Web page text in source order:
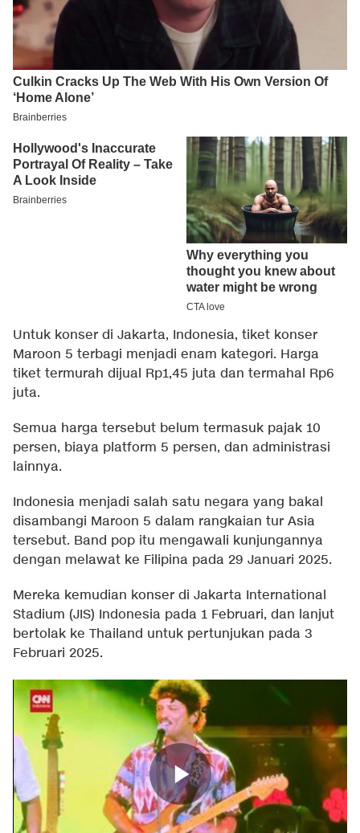
Untuk konser di Jakarta, Indonesia, tiket konser
Maroon 5 terbagi menjadi enam kategori. Harga
tiket termurah dijual Rp1,45 juta dan termahal Rp6
juta.
Semua harga tersebut belum termasuk pajak 10
persen, biaya platform 5 persen, dan administrasi
lainnya.
Indonesia menjadi salah satu negara yang bakal
disambangi Maroon 5 dalam rangkaian tur Asia
tersebut. Band pop itu mengawali kunjungannya
dengan melawat ke Filipina pada 29 Januari 2025.
Mereka kemudian konser di Jakarta International
Stadium (JIS) Indonesia pada 1 Februari, dan lanjut
bertolak ke Thailand untuk pertunjukan pada 3
Februari 2025.